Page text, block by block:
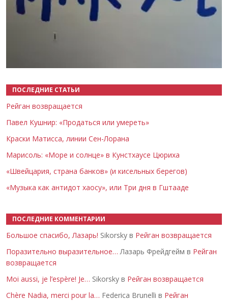
ПОСЛЕДНИЕ СТАТЬИ
Рейган возвращается
Павел Кушнир: «Продаться или умереть»
Краски Матисса, линии Сен-Лорана
Марисоль: «Море и солнце» в Кунстхаусе Цюриха
«Швейцария, страна банков» (и кисельных берегов)
«Музыка как антидот хаосу», или Три дня в Гштааде
ПОСЛЕДНИЕ КОММЕНТАРИИ
Большое спасибо, Лазарь! Sikorsky в Рейган возвращается
Поразительно выразительное… Лазарь Фрейдгейм в Рейган
возвращается
Moi aussi, je l’espère! Je… Sikorsky в Рейган возвращается
Chère Nadia, merci pour la… Federica Brunelli в Рейган